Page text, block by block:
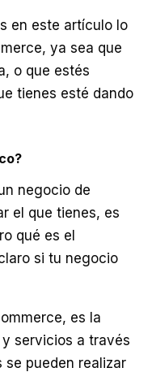
en este artículo lo
ya sea que
o que estés
tienes esté dando
negocio de
el que tienes, es
qué es el
si tu negocio
es la
servicios a través
se pueden realizar